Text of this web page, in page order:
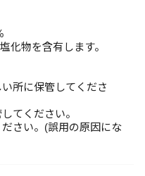
化物を含有します。
所に保管してくださ
てください。
さい。(誤用の原因にな